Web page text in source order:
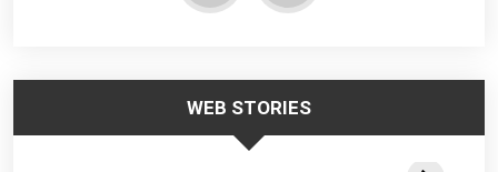
WEB STORIES
Trabalhar no
Responsabilidade